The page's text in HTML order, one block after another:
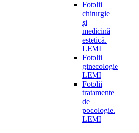
Fotolii
chirurgie
și
medicină
estetică.
LEMI
Fotolii
ginecologie
LEMI
Fotolii
tratamente
de
podologie.
LEMI